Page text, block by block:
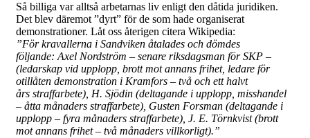
Så billiga var alltså arbetarnas liv enligt den dåtida juridiken.
Det blev däremot ”dyrt” för de som hade organiserat
demonstrationer. Låt oss återigen citera Wikipedia:
”För kravallerna i Sandviken åtalades och dömdes
följande: Axel Nordström – senare riksdagsman för SKP –
(ledarskap vid upplopp, brott mot annans frihet, ledare för
otillåten demonstration i Kramfors – två och ett halvt
års straffarbete), H. Sjödin (deltagande i upplopp, misshandel
– åtta månaders straffarbete), Gusten Forsman (deltagande i
upplopp – fyra månaders straffarbete), J. E. Törnkvist (brott
mot annans frihet – två månaders villkorligt).”